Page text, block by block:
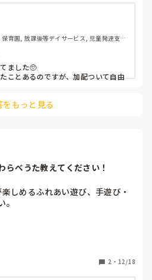
育園, 放課後等デイサービス, 児童発達支援
ました🥺
ことあるのですが、加配ついて自由
た🥺
いですが
など‥
ら
🥺
は
をもっと見る
らべうた教えてください！
しめるふれあい遊び、手遊び・
なので、対象が2ヶ月ごろ〜1歳に
2 ・ 12/18